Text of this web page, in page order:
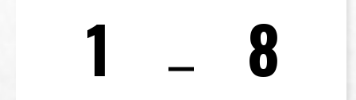
1 8